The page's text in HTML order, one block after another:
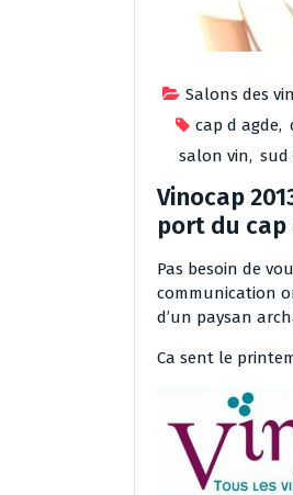
Salons des
cap d agde,
salon vin, sud
Vinocap
port du cap
Pas besoin de
communication
d’un paysan
Ca sent le